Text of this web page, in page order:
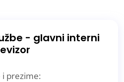
- glavni interni
i prezime: